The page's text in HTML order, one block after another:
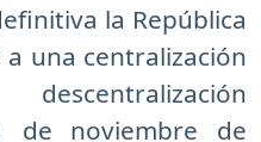
la República
una centralización
de noviembre de